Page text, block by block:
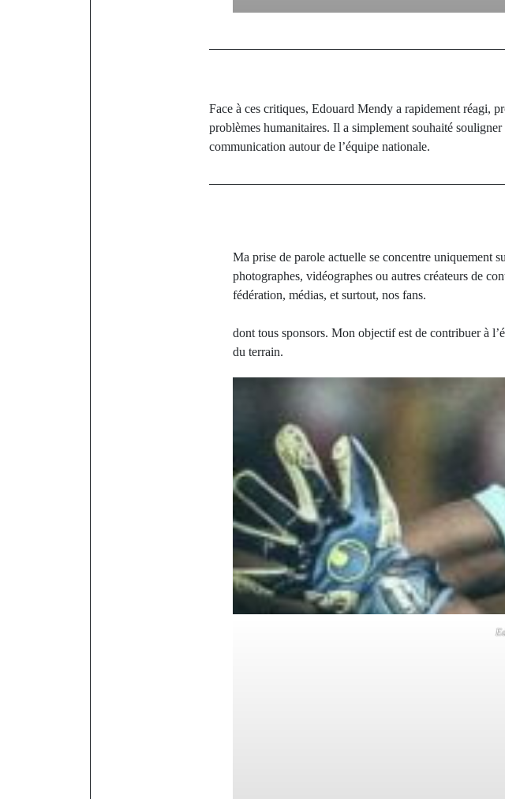
Face à ces critiques, Edouard Mendy a rapidement réagi,
problèmes humanitaires. Il a simplement souhaité
communication autour de l’équipe nationale.
Ma prise de parole actuelle se concentre uniquement
photographes, vidéographes ou autres créateurs de
fédération, médias, et surtout, nos fans.
dont tous sponsors. Mon objectif est de contribuer à
du terrain.